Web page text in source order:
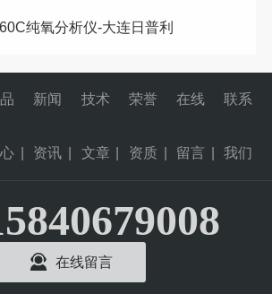
纯氧分析仪-大连日普利
新闻
资讯
技术
文章
荣誉
资质
在线
留言
联系
我们
在线留言